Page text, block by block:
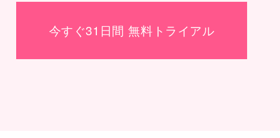
今すぐ31日間 無料トライアル